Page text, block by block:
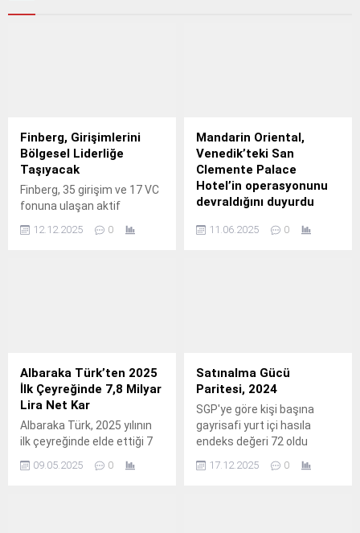
Finberg, Girişimlerini
Bölgesel Liderliğe
Taşıyacak
Finberg, 35 girişim ve 17 VC
fonuna ulaşan aktif
milyon dolar yatırım
12.12.2025 0
Mandarin Oriental,
Venedik’teki San
Clemente Palace
Hotel’in operasyonunu
devraldığını duyurdu
Venedik şehrindeki San
11.06.2025 0
Albaraka Türk’ten 2025
İlk Çeyreğinde 7,8 Milyar
Lira Net Kar
Albaraka Türk, 2025 yılının
ilk çeyreğinde elde ettiği 7
net kar ile dikkat çekici bir
09.05.2025 0
Satınalma Gücü
Paritesi, 2024
SGP'ye göre kişi başına
gayrisafi yurt içi hasıla
endeks değeri 72 oldu
(SGP) ayrıntılı olarak
17.12.2025 0